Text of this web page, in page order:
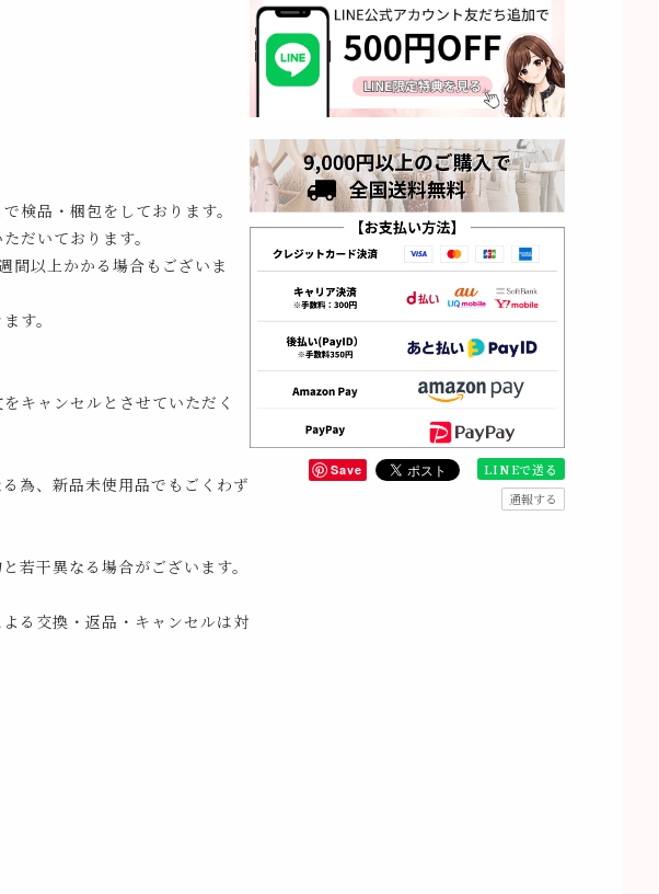
検品・梱包をしております。
だいております。
間以上かかる場合もございま
す。
キャンセルとさせていただく
為、新品未使用品でもごくわず
若干異なる場合がございます。
る交換・返品・キャンセルは対
Save
LINEで送る
通報する